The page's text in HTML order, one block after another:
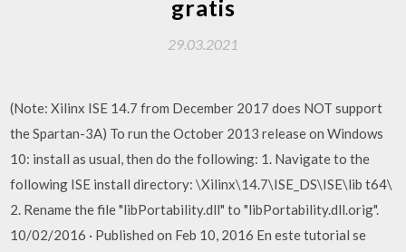
gratis
29.03.2021
(Note: Xilinx ISE 14.7 from December 2017 does NOT support
the Spartan-3A) To run the October 2013 release on Windows
10: install as usual, then do the following: 1. Navigate to the
following ISE install directory:\Xilinx\14.7\ISE_DS\ISE\lib t64\
2. Rename the file "libPortability.dll" to "libPortability.dll.orig".
10/02/2016 · Published on Feb 10, 2016 En este tutorial se